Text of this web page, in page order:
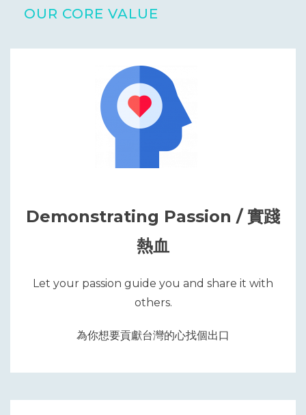
OUR CORE VALUE
Demonstrating Passion / 實踐
熱血
Let your passion guide you and share it with
others.
為你想要貢獻台灣的心找個出口